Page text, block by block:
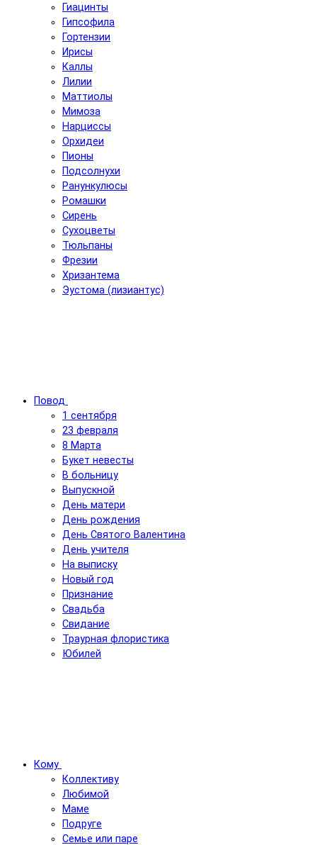
Гиацинты
Гипсофила
Гортензии
Ирисы
Каллы
Лилии
Маттиолы
Мимоза
Нарциссы
Орхидеи
Пионы
Подсолнухи
Ранункулюсы
Ромашки
Сирень
Сухоцветы
Тюльпаны
Фрезии
Хризантема
Эустома (лизиантус)
Повод
1 сентября
23 февраля
8 Марта
Букет невесты
В больницу
Выпускной
День матери
День рождения
День Святого Валентина
День учителя
На выписку
Новый год
Признание
Свадьба
Свидание
Траурная флористика
Юбилей
Кому
Коллективу
Любимой
Маме
Подруге
Семье или паре